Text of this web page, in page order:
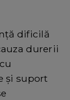
dificilă
durerii
şi suport